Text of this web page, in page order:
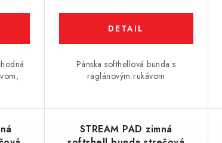
DETAIL
Pánska softhellová bunda s
raglánovým rukávom
STREAM PAD zimná